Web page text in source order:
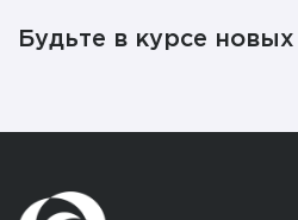
Будьте в курсе